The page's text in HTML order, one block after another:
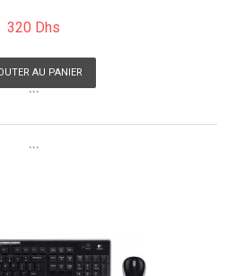
320 Dhs
AU PANIER
```
```